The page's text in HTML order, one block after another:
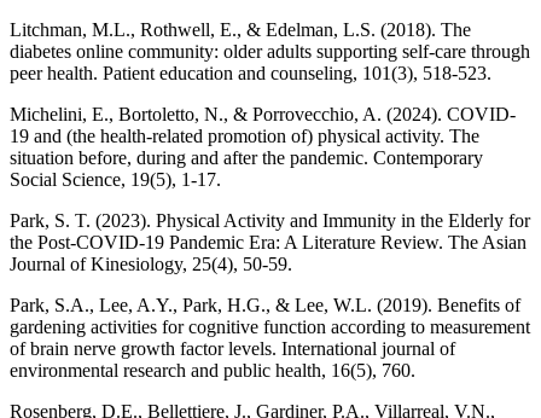
Litchman, M.L., Rothwell, E., & Edelman, L.S. (2018). The
diabetes online community: older adults supporting self-care through
peer health. Patient education and counseling, 101(3), 518-523.
Michelini, E., Bortoletto, N., & Porrovecchio, A. (2024). COVID-
19 and (the health-related promotion of) physical activity. The
situation before, during and after the pandemic. Contemporary
Social Science, 19(5), 1-17.
Park, S. T. (2023). Physical Activity and Immunity in the Elderly for
the Post-COVID-19 Pandemic Era: A Literature Review. The Asian
Journal of Kinesiology, 25(4), 50-59.
Park, S.A., Lee, A.Y., Park, H.G., & Lee, W.L. (2019). Benefits of
gardening activities for cognitive function according to measurement
of brain nerve growth factor levels. International journal of
environmental research and public health, 16(5), 760.
Rosenberg, D.E., Bellettiere, J., Gardiner, P.A., Villarreal, V.N.,